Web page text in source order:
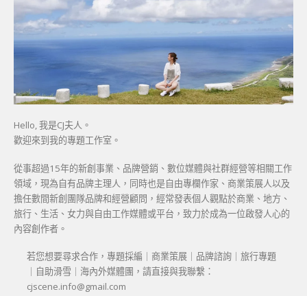
Hello, 我是CJ夫人。
歡迎來到我的專題工作室。
從事超過15年的新創事業、品牌營銷、數位媒體與社群經營等相關工作
領域，現為自有品牌主理人，同時也是自由專欄作家、商業策展人以及
擔任數間新創團隊品牌和經營顧問，經常發表個人觀點於商業、地方、
旅行、生活、女力與自由工作媒體或平台，致力於成為一位啟發人心的
內容創作者。
若您想要尋求合作，專題採編｜商業策展｜品牌諮詢｜旅行專題
｜自助滑雪｜海內外媒體團，請直接與我聯繫：
cjscene.info@gmail.com